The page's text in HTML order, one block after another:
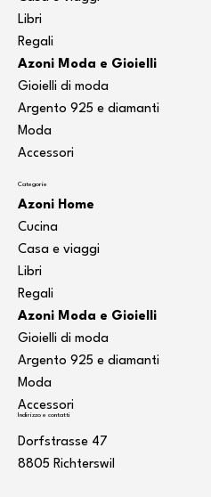
Libri
Regali
Azoni Moda e Gioielli
Gioielli di moda
Argento 925 e diamanti
Moda
Accessori
Categorie
Azoni Home
Cucina
Casa e viaggi
Libri
Regali
Azoni Moda e Gioielli
Gioielli di moda
Argento 925 e diamanti
Moda
Accessori
Indirizzo e contatti
Dorfstrasse 47
8805 Richterswil